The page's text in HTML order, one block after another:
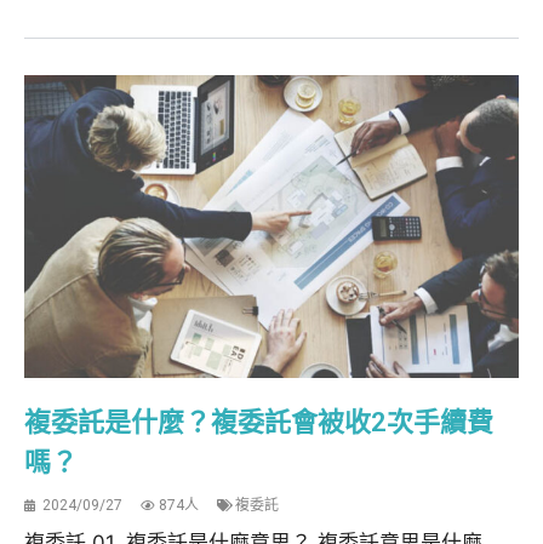
複委託是什麼？複委託會被收2次手續費
嗎？
2024/09/27 874人 複委託